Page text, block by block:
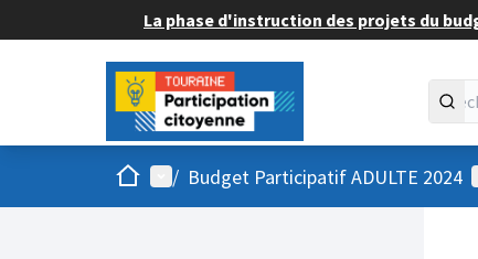
La phase d'instruction des projets du
AccueilMenu principal
/ Budget Participatif ADULTE 2024